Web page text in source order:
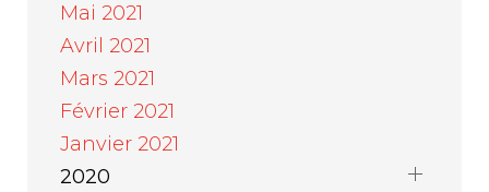
Mai 2021
Avril 2021
Mars 2021
Février 2021
Janvier 2021
2020